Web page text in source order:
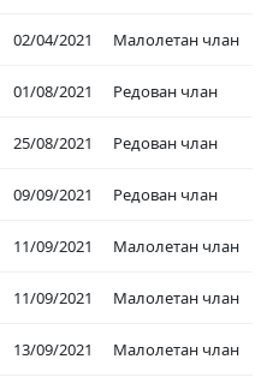
02/04/2021 Малолетан члан
01/08/2021 Редован члан
25/08/2021 Редован члан
09/09/2021 Редован члан
11/09/2021 Малолетан члан
11/09/2021 Малолетан члан
13/09/2021 Малолетан члан